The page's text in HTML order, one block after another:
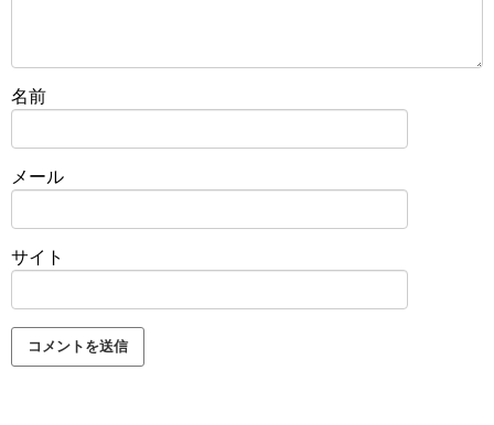
名前
メール
サイト